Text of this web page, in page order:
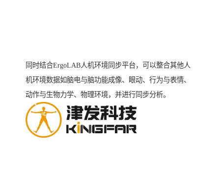
同时结合ErgoLAB人机环境同步平台，可以整合其他人
机环境数据如脑电与脑功能成像、眼动、行为与表情、
动作与生物力学、物理环境，并进行同步分析。